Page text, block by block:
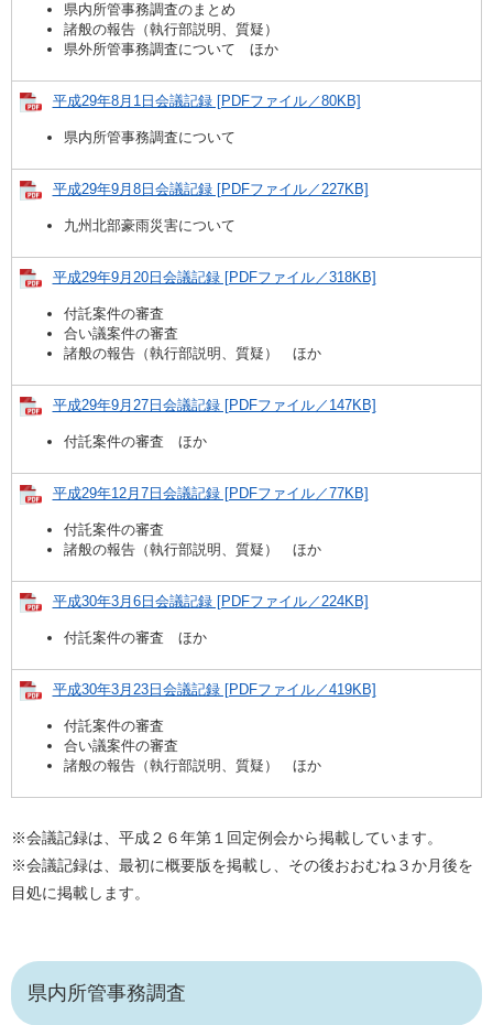
県内所管事務調査のまとめ
諸般の報告（執行部説明、質疑）
県外所管事務調査について ほか
平成29年8月1日会議記録 [PDFファイル／80KB]
県内所管事務調査について
平成29年9月8日会議記録 [PDFファイル／227KB]
九州北部豪雨災害について
平成29年9月20日会議記録 [PDFファイル／318KB]
付託案件の審査
合い議案件の審査
諸般の報告（執行部説明、質疑） ほか
平成29年9月27日会議記録 [PDFファイル／147KB]
付託案件の審査 ほか
平成29年12月7日会議記録 [PDFファイル／77KB]
付託案件の審査
諸般の報告（執行部説明、質疑） ほか
平成30年3月6日会議記録 [PDFファイル／224KB]
付託案件の審査 ほか
平成30年3月23日会議記録 [PDFファイル／419KB]
付託案件の審査
合い議案件の審査
諸般の報告（執行部説明、質疑） ほか
※会議記録は、平成２６年第１回定例会から掲載しています。
※会議記録は、最初に概要版を掲載し、その後おおむね３か月後を
目処に掲載します。
県内所管事務調査